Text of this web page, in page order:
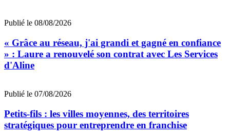
Publié le 08/08/2026
« Grâce au réseau, j'ai grandi et gagné en confiance
» : Laure a renouvelé son contrat avec Les Services
d'Aline
Publié le 07/08/2026
Petits-fils : les villes moyennes, des territoires
stratégiques pour entreprendre en franchise